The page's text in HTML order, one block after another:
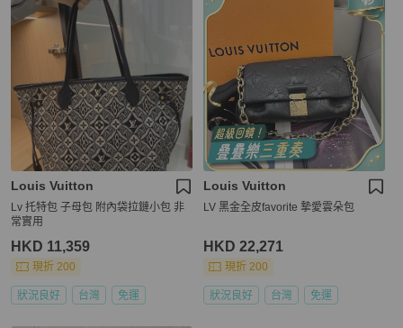
Louis Vuitton
Lv 托特包 子母包 附內袋拉鏈小包 非
常實用
HKD 11,359
現折 200
狀況良好 台灣 免運
Louis Vuitton
LV 黑金全皮favorite 摯愛雲朵包
HKD 22,271
現折 200
狀況良好 台灣 免運